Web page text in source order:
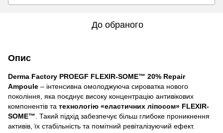
До обраного
Опис
Derma Factory PROEGF FLEXIR-SOME™ 20% Repair
Ampoule – інтенсивна омолоджуюча сироватка нового
покоління, яка поєднує високу концентрацію антивікових
компонентів та технологію «еластичних ліпосом» FLEXIR-
SOME™ . Такий підхід забезпечує більш глибоке проникнення
активів, їх стабільність та помітний ревіталізуючий ефект.